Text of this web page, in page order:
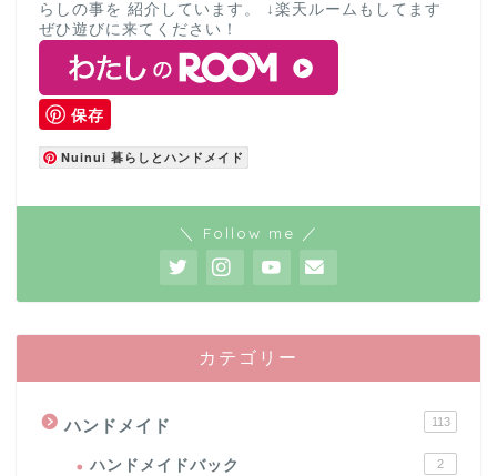
らしの事を 紹介しています。 ↓楽天ルームもしてます
ぜひ遊びに来てください！
保存
Nuinui 暮らしとハンドメイド
＼ Follow me ／
カテゴリー
ハンドメイド 113
ハンドメイドバック 2